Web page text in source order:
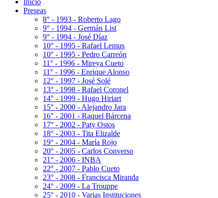
Inicio
Preseas
8° - 1993 - Roberto Lago
9° - 1994 - Germán List
9° - 1994 - José Díaz
10° - 1995 - Rafael Lemus
10° - 1995 - Pedro Carreón
11° - 1996 - Mireya Cueto
11° - 1996 - Enrique Alonso
12° - 1997 - José Solé
13° - 1998 - Rafael Coronel
14° - 1999 - Hugo Hiriart
15° - 2000 - Alejandro Jara
16° - 2001 - Raquel Bárcena
17° - 2002 - Paty Ostos
18° - 2003 - Tita Elizalde
19° - 2004 - María Rojo
20° - 2005 - Carlos Converso
21° - 2006 - INBA
22° - 2007 - Pablo Cueto
23° - 2008 - Francisca Miranda
24° - 2009 - La Trouppe
25° - 2010 - Varias Instituciones